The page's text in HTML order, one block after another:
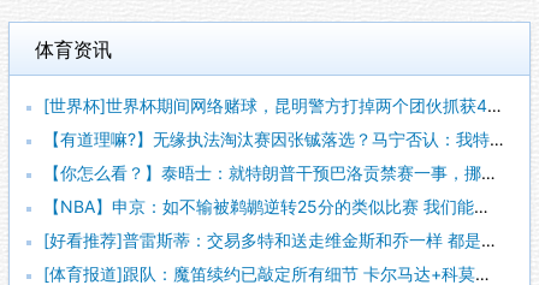
体育资讯
[世界杯]世界杯期间网络赌球，昆明警方打掉两个团伙抓获42人
【有道理嘛?】无缘执法淘汰赛因张铖落选？马宁否认：我特别清楚
【你怎么看？】泰晤士：就特朗普干预巴洛贡禁赛一事，挪威足协准
【NBA】申京：如不输被鹈鹕逆转25分的类似比赛 我们能拿下
[好看推荐]普雷斯蒂：交易多特和送走维金斯和乔一样 都是出于
[体育报道]跟队：魔笛续约已敲定所有细节 卡尔马达+科莫托也